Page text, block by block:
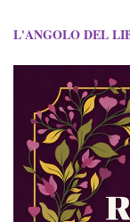
L'ANGOLO DEL